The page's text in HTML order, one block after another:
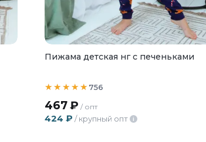
Пижама детская нг с печеньками
756
467₽ / опт
424 ₽ / крупный опт i